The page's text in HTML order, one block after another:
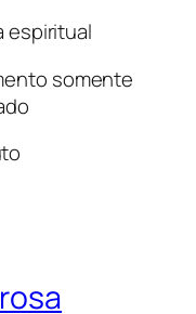
espiritual
somente